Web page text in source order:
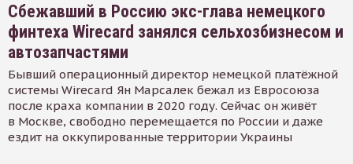
Сбежавший в Россию экс-глава немецкого
финтеха Wirecard занялся сельхозбизнесом и
автозапчастями
Бывший операционный директор немецкой платёжной
системы Wirecard Ян Марсалек бежал из Евросоюза
после краха компании в 2020 году. Сейчас он живёт
в Москве, свободно перемещается по России и даже
ездит на оккупированные территории Украины